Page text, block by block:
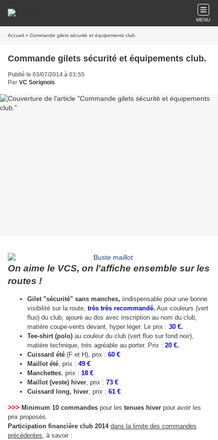
MENU
Accueil » Commande gilets sécurité et équipements club.
Commande gilets sécurité et équipements club.
Publié le 03/07/2014 à 03:55
Par VC Sorignois
On aime le VCS, on l'affiche ensemble sur les
routes !
Gilet "sécurité" sans manches, iindispensable pour une bonne
visibilité sur la route, très très recommandé. Aux couleurs (vert
fluo) du club, ajouré au dos avec inscription au nom du club,
matière coupe-vents devant, hyper léger. Le prix : 30 €.
Tee-shirt (polo) au couleur du club (vert fluo sur fond noir),
matière technique, très agréable au porter. Prix : 20 €.
Cuissard été (F et H), prix : 60 €
Maillot été, prix : 49 €
Manchettes, prix : 18 €
Maillot (veste) hiver, prix : 73 €
Cuissard long, hiver, prix : 61 €
>>> Minimum 10 commandes pour les tenues hiver pour avoir les
prix proposés.
Participation financière club 2014 dans la limite des commandes
précédentes, à savoir :